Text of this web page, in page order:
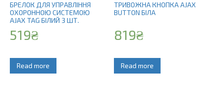
БРЕЛОК ДЛЯ УПРАВЛІННЯ
ОХОРОННОЮ СИСТЕМОЮ
AJAX TAG БІЛИЙ 3 ШТ.
519₴
Read more
ТРИВОЖНА КНОПКА AJAX
BUTTON БІЛА
819₴
Read more